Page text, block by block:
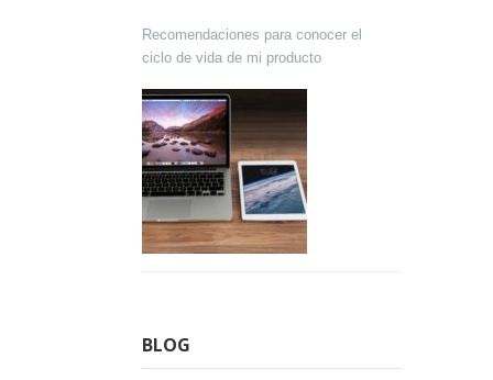
Recomendaciones para conocer el
ciclo de vida de mi producto
BLOG